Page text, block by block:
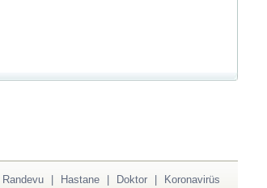
| Hastane | Doktor |
Koronavirüs